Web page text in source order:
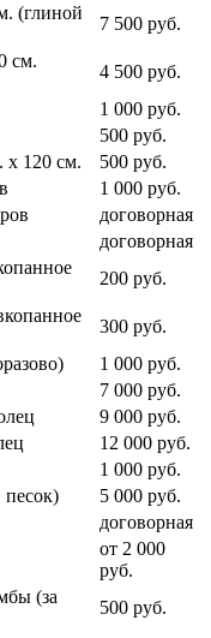
(глиной
7 500 руб.
см.
4 500 руб.
1 000 руб.
500 руб.
х 120 см.
500 руб.
1 000 руб.
договорная
договорная
200 руб.
300 руб.
1 000 руб.
7 000 руб.
9 000 руб.
12 000 руб.
1 000 руб.
песок)
5 000 руб.
договорная
от 2 000
руб.
(за
500 руб.